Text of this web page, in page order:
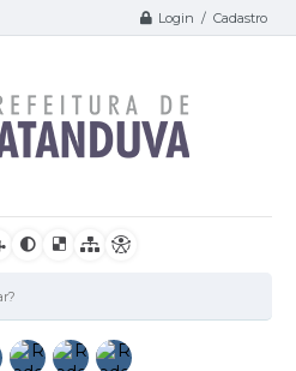
Login / Cadastro